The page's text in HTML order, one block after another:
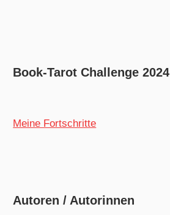
Book-Tarot Challenge 2024
Meine Fortschritte
Autoren / Autorinnen